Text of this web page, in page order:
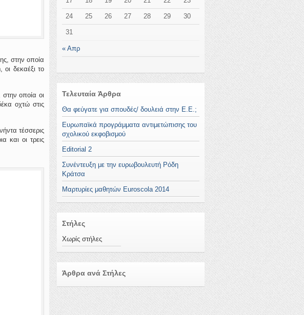
στην οποία
δεκαέξι το
οποία οι
οχτώ στις
τέσσερις
και οι τρεις
« Απρ
24 25 26 27 28 29 30
31
Τελευταία Άρθρα
Θα φεύγατε για σπουδές/ δουλειά στην Ε.Ε.;
Ευρωπαϊκά προγράμματα αντιμετώπισης του
σχολικού εκφοβισμού
Editorial 2
Συνέντευξη με την ευρωβουλευτή Ρόδη
Κράτσα
Μαρτυρίες μαθητών Euroscola 2014
Στήλες
Χωρίς στήλες
Άρθρα ανά Στήλες